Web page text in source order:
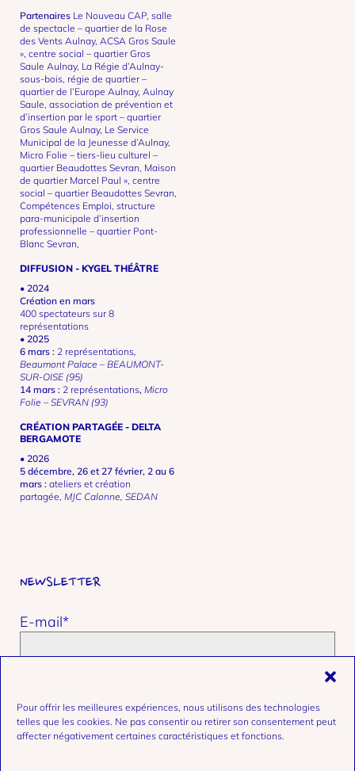
Pour offrir les meilleures expériences, nous utilisons des technologies
telles que les cookies. Ne pas consentir ou retirer son consentement peut
affecter négativement certaines caractéristiques et fonctions.
Partenaires Le Nouveau CAP, salle
de spectacle – quartier de la Rose
des Vents Aulnay, ACSA Gros Saule
», centre social – quartier Gros
Saule Aulnay, La Régie d’Aulnay-
sous-bois, régie de quartier –
quartier de l’Europe Aulnay, Aulnay
Saule, association de prévention et
d’insertion par le sport – quartier
Gros Saule Aulnay, Le Service
Municipal de la Jeunesse d’Aulnay,
Micro Folie – tiers-lieu culturel –
quartier Beaudottes Sevran, Maison
de quartier Marcel Paul », centre
social – quartier Beaudottes Sevran,
Compétences Emploi, structure
para-municipale d’insertion
professionnelle – quartier Pont-
Blanc Sevran,
DIFFUSION - KYGEL THÉÂTRE
• 2024
Création en mars
400 spectateurs sur 8
représentations
• 2025
6 mars : 2 représentations,
Beaumont Palace – BEAUMONT-
SUR-OISE (95)
14 mars : 2 représentations, Micro
Folie – SEVRAN (93)
CRÉATION PARTAGÉE - DELTA
BERGAMOTE
• 2026
5 décembre, 26 et 27 février, 2 au 6
mars : ateliers et création
partagée, MJC Calonne, SEDAN
NEWSLETTER
E-mail*